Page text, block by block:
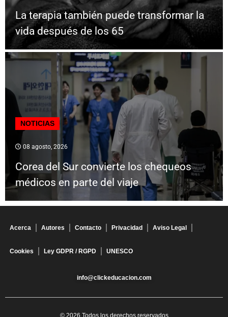
La terapia también puede transformar la
vida después de los 65
NOTICIAS
08 agosto, 2026
Corea del Sur convierte los chequeos
médicos en parte del viaje
Acerca Autores Contacto Privacidad Aviso Legal
Cookies Ley GDPR / RGPD UNESCO
info@clickeducacion.com
© 2026 Todos los derechos reservados